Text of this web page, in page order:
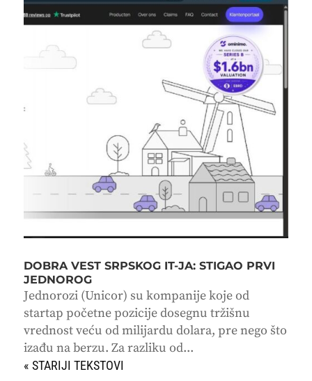
DOBRA VEST SRPSKOG IT-JA: STIGAO PRVI
JEDNOROG
Jednorozi (Unicor) su kompanije koje od
startap početne pozicije dosegnu tržišnu
vrednost veću od milijardu dolara, pre nego što
izađu na berzu. Za razliku od...
« STARIJI UNOSI